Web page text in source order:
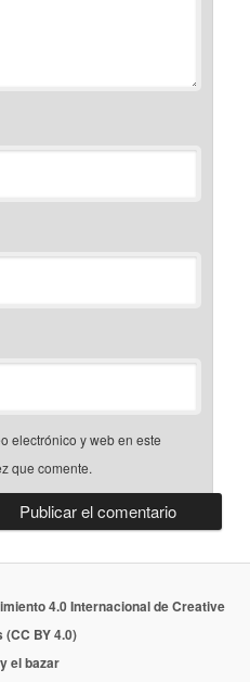
electrónico y web en este
que comente.
4.0 Internacional de Creative
BY 4.0)
el bazar